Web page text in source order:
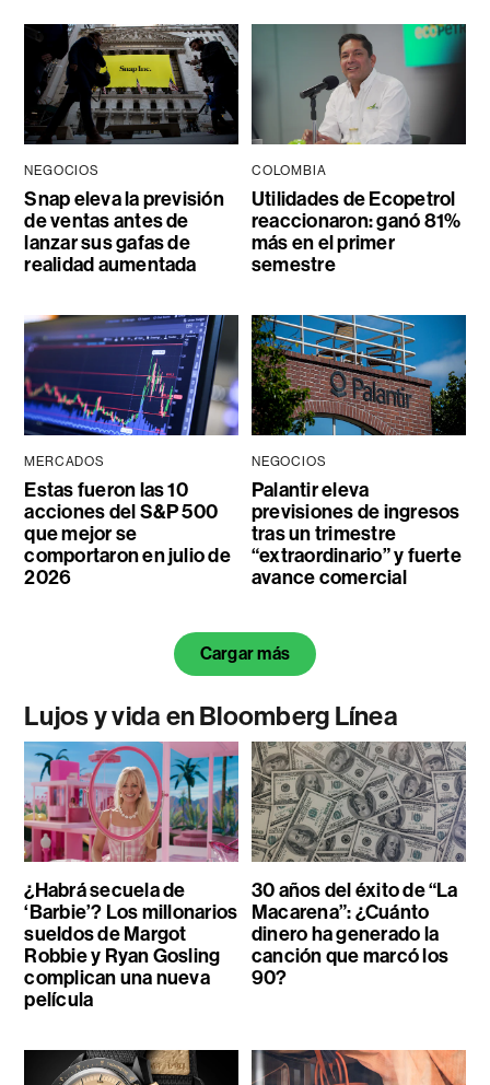
NEGOCIOS
Snap eleva la previsión
de ventas antes de
lanzar sus gafas de
realidad aumentada
COLOMBIA
Utilidades de Ecopetrol
reaccionaron: ganó 81%
más en el primer
semestre
MERCADOS
Estas fueron las 10
acciones del S&P 500
que mejor se
comportaron en julio de
2026
NEGOCIOS
Palantir eleva
previsiones de ingresos
tras un trimestre
“extraordinario” y fuerte
avance comercial
Cargar más
Lujos y vida en Bloomberg Línea
¿Habrá secuela de
‘Barbie’? Los millonarios
sueldos de Margot
Robbie y Ryan Gosling
complican una nueva
película
30 años del éxito de “La
Macarena”: ¿Cuánto
dinero ha generado la
canción que marcó los
90?